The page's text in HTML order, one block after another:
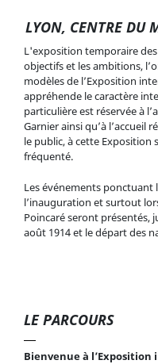
LYON, CENTRE DU
L'exposition temporaire
objectifs et les ambitions,
modèles de l’Exposition
appréhende le caractère
particulière est réservée à
Garnier ainsi qu’à l’accueil
le public, à cette Exposition
fréquenté.
Les événements ponctuant
l’inauguration et surtout
Poincaré seront présentés,
août 1914 et le départ des
LE PARCOURS
Bienvenue à